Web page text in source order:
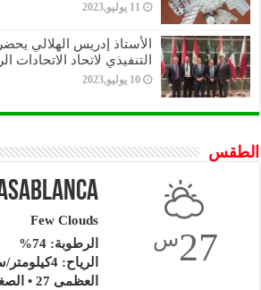
11 يوليو,2023
الأستاذ إدريس الهلالي
التنفيذي لاتحاد الاتحادات
10 يوليو,2023
الطقس
27س
Few Clouds
الرطوبة: 74%
الرياح: 4كيلومتر/ساعة ش
العظمى 27 • الصغرى 27